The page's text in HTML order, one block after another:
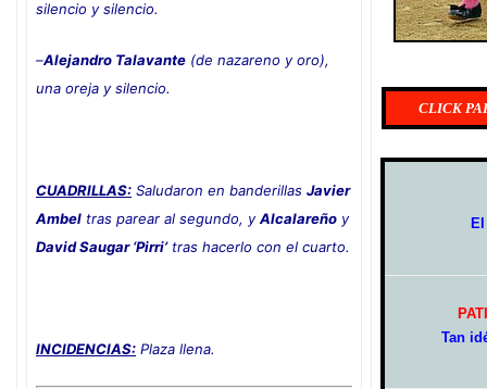
silencio y silencio.
–Alejandro Talavante (de nazareno y oro),
una oreja y silencio.
CUADRILLAS: Saludaron en banderillas Javier
Ambel tras parear al segundo, yAlcalareño y
David Saugar ‘Pirri’tras hacerlo con el cuarto.
INCIDENCIAS: Plaza llena.
CLICK
Tan